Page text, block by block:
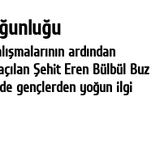
ardından
Şehit Eren Bülbül Buz
gençlerden yoğun ilgi